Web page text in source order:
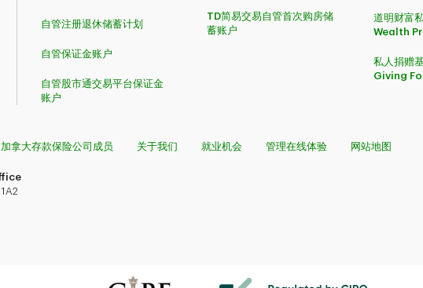
自管注册退休储蓄计划
自管保证金账户
自管股市通交易平台保证金
账户
TD简易交易自管首次购房储
蓄账户
道明财富
Wealth
私人捐赠
Giving
加拿大存款保险公司成员 关于我们 就业机会 管理在线体验 网站地图